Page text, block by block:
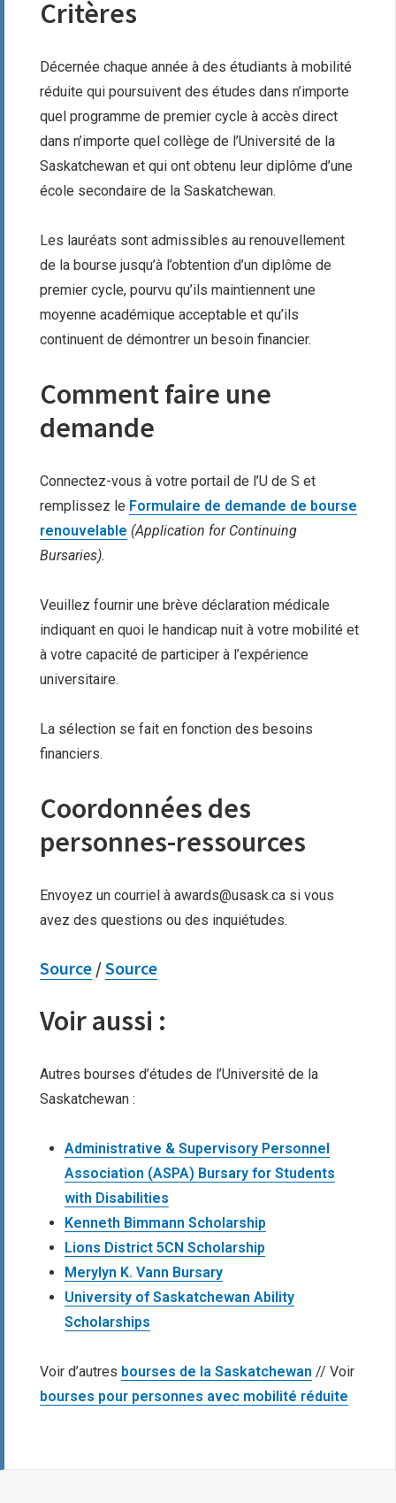
Critères
Décernée chaque année à des étudiants à mobilité
réduite qui poursuivent des études dans n’importe
quel programme de premier cycle à accès direct
dans n’importe quel collège de l’Université de la
Saskatchewan et qui ont obtenu leur diplôme d’une
école secondaire de la Saskatchewan.
Les lauréats sont admissibles au renouvellement
de la bourse jusqu’à l’obtention d’un diplôme de
premier cycle, pourvu qu’ils maintiennent une
moyenne académique acceptable et qu’ils
continuent de démontrer un besoin financier.
Comment faire une
demande
Connectez-vous à votre portail de l’U de S et
remplissez le Formulaire de demande de bourse
renouvelable (Application for Continuing
Bursaries).
Veuillez fournir une brève déclaration médicale
indiquant en quoi le handicap nuit à votre mobilité et
à votre capacité de participer à l’expérience
universitaire.
La sélection se fait en fonction des besoins
financiers.
Coordonnées des
personnes-ressources
Envoyez un courriel à awards@usask.ca si vous
avez des questions ou des inquiétudes.
Source /Source
Voir aussi :
Autres bourses d’études de l’Université de la
Saskatchewan :
Administrative & Supervisory Personnel
Association (ASPA) Bursary for Students
with Disabilities
Kenneth Bimmann Scholarship
Lions District 5CN Scholarship
Merylyn K. Vann Bursary
University of Saskatchewan Ability
Scholarships
Voir d’autres bourses de la Saskatchewan // Voir
bourses pour personnes avec mobilité réduite